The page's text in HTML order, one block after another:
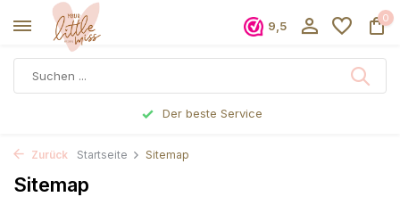
9,5
0
Der beste Service
Zurück Startseite Sitemap
Sitemap